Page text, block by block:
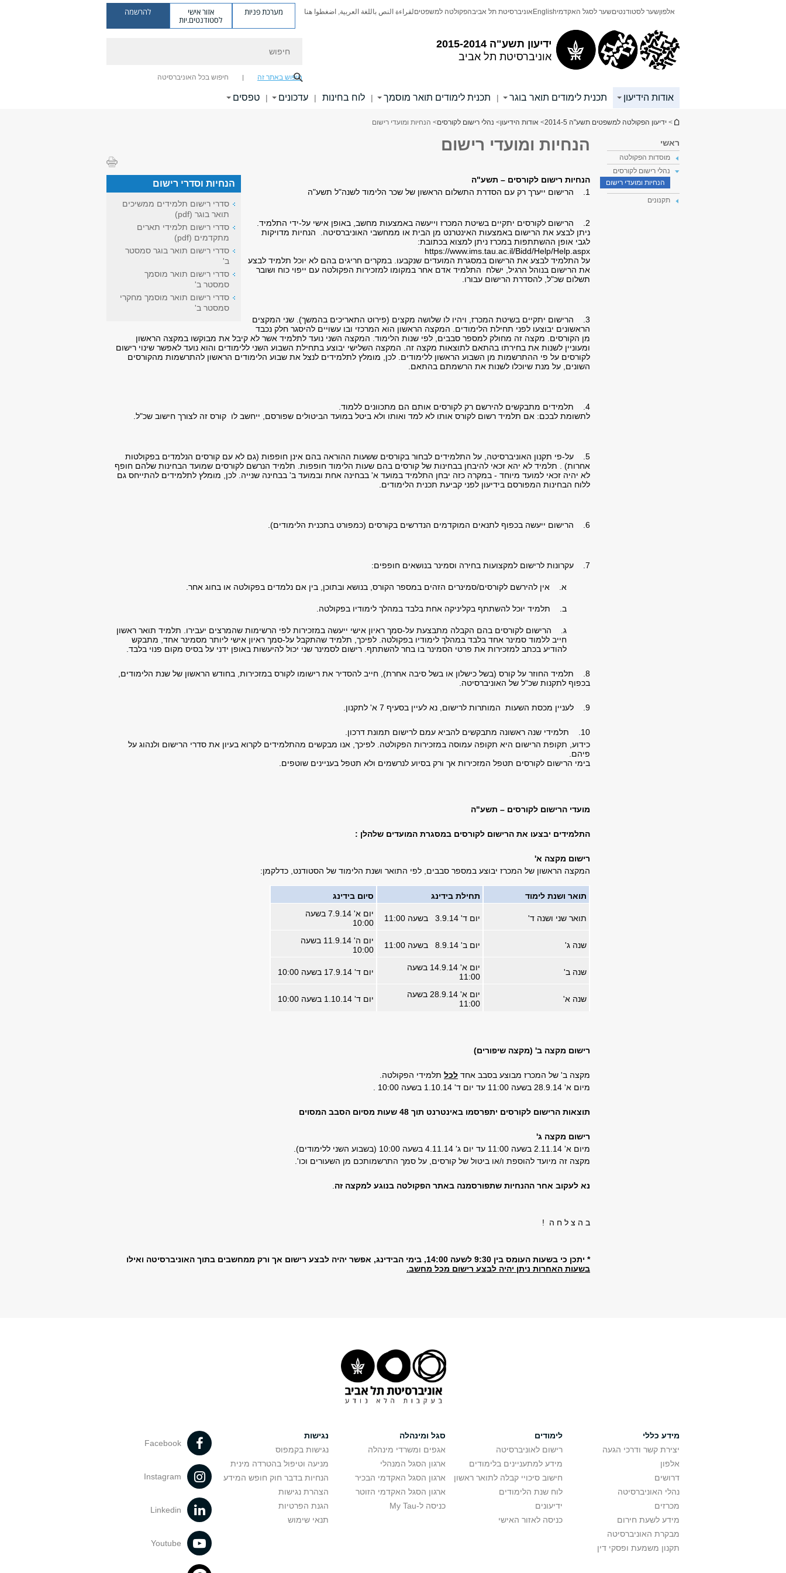
ידיעון תשע"ה 2015-2014
אוניברסיטת תל אביב
אלפוןשער לסטודנטיםשער לסגל האקדמיEnglish אוניברסיטת תל אביבהפקולטה למשפטיםلقراءة النص باللغة العربية, اضغطوا هنا מערכת פניות אזור אישי
לסטודנטים.יות
להרשמה
חיפוש באתר זה חיפוש בכל האוניברסיטה
אודות הידיעון תכנית לימודים תואר בוגר | תכנית לימודים תואר מוסמך | לוח בחינות | עדכונים | טפסים
הינך נמצא כאן
> ידיעון הפקולטה למשפטים תשע"ה 2014-5 > אודות הידיעון> נהלי רישום לקורסים> הנחיות ומועדי רישום
ראשי
מוסדות הפקולטה
נהלי רישום לקורסים
הנחיות ומועדי רישום
תקנונים
הנחיות ומועדי רישום
הנחיות וסדרי רישום
סדרי רישום תלמידים ממשיכים
תואר בוגר (pdf)
סדרי רישום תלמידי תארים
מתקדמים (pdf)
סדרי רישום תואר בוגר סמסטר
ב'
סדרי רישום תואר מוסמך
סמסטר ב'
סדרי רישום תואר מוסמך מחקרי
סמסטר ב'
הנחיות רישום לקורסים – תשע"ה
1. הרישום ייערך רק עם הסדרת התשלום הראשון של שכר הלימוד לשנה"ל תשע"ה
2. הרישום לקורסים יתקיים בשיטת המכרז וייעשה באמצעות מחשב, באופן אישי על-ידי התלמיד.
ניתן לבצע את הרישום באמצעות האינטרנט מן הבית או ממחשבי האוניברסיטה. הנחיות מדויקות
לגבי אופן ההשתתפות במכרז ניתן למצוא בכתובת:
https://www.ims.tau.ac.il/Bidd/Help/Help.aspx
על התלמיד לבצע את הרישום במסגרת המועדים שנקבעו. במקרים חריגים בהם לא יוכל תלמיד לבצע
את הרישום בנוהל הרגיל, ישלח התלמיד אדם אחר במקומו למזכירות הפקולטה עם ייפוי כוח ושובר
תשלום שכ"ל, להסדרת הרישום עבורו.
3. הרישום יתקיים בשיטת המכרז, ויהיו לו שלושה מקצים (פירוט התאריכים בהמשך). שני המקצים
הראשונים יבוצעו לפני תחילת הלימודים. המקצה הראשון הוא המרכזי ובו עשויים להיסגר חלק נכבד
מן הקורסים. מקצה זה מחולק למספר סבבים, לפי שנות הלימוד. המקצה השני נועד לתלמיד אשר לא קיבל את מבוקשו במקצה הראשון
ומעוניין לשנות את בחירתו בהתאם לתוצאות מקצה זה. המקצה השלישי יבוצע בתחילת השבוע השני ללימודים והוא נועד לאפשר שינוי רישום
לקורסים על פי ההתרשמות מן השבוע הראשון ללימודים. לכן, מומלץ לתלמידים לנצל את שבוע הלימודים הראשון להתרשמות מהקורסים
השונים, על מנת שיוכלו לשנות את הרשמתם בהתאם.
4. תלמידים מתבקשים להירשם רק לקורסים אותם הם מתכוונים ללמוד.
לתשומת לבכם: אם תלמיד רשום לקורס אותו לא למד ואותו ולא ביטל במועד הביטולים שפורסם, ייחשב לו קורס זה לצורך חישוב שכ"ל.
5. על-פי תקנון האוניברסיטה, על התלמידים לבחור בקורסים ששעות ההוראה בהם אינן חופפות (גם לא עם קורסים הנלמדים בפקולטות
אחרות) . תלמיד לא יהא זכאי להיבחן בבחינות של קורסים בהם שעות הלימוד חופפות. תלמיד הנרשם לקורסים שמועד הבחינות שלהם חופף
לא יהיה זכאי למועד מיוחד - במקרה כזה יבחן התלמיד במועד א' בבחינה אחת ובמועד ב' בבחינה שנייה. לכן, מומלץ לתלמידים להתייחס גם
ללוח הבחינות המפורסם בידיעון לפני קביעת תכנית הלימודים.
6. הרישום ייעשה בכפוף לתנאים המוקדמים הנדרשים בקורסים (כמפורט בתכנית הלימודים).
7. עקרונות לרישום למקצועות בחירה וסמינר בנושאים חופפים:
א. אין להירשם לקורסים/סמינרים הזהים במספר הקורס, בנושא ובתוכן, בין אם נלמדים בפקולטה או בחוג אחר.
ב. תלמיד יוכל להשתתף בקליניקה אחת בלבד במהלך לימודיו בפקולטה.
ג. הרישום לקורסים בהם הקבלה מתבצעת על-סמך ראיון אישי ייעשה במזכירות לפי הרשימות שהמרצים יעבירו. תלמיד תואר ראשון
חייב ללמוד סמינר אחד בלבד במהלך לימודיו בפקולטה. לפיכך, תלמיד שהתקבל על-סמך ראיון אישי ליותר מסמינר אחד, מתבקש
להודיע בכתב למזכירות את פרטי הסמינר בו בחר להשתתף. רישום לסמינר שני יכול להיעשות באופן ידני על בסיס מקום פנוי בלבד.
8. תלמיד החוזר על קורס (בשל כישלון או בשל סיבה אחרת), חייב להסדיר את רישומו לקורס במזכירות, בחודש הראשון של שנת הלימודים,
בכפוף לתקנות שכ"ל של האוניברסיטה.
9. לעניין מכסת השעות המותרות לרישום, נא לעיין בסעיף 7 א' לתקנון.
10. תלמידי שנה ראשונה מתבקשים להביא עמם לרישום תמונת דרכון.
כידוע, תקופת הרישום היא תקופה עמוסה במזכירות הפקולטה. לפיכך, אנו מבקשים מהתלמידים לקרוא בעיון את סדרי הרישום ולנהוג על
פיהם.
בימי הרישום לקורסים תטפל המזכירות אך ורק בסיוע לנרשמים ולא תטפל בעניינים שוטפים.
מועדי הרישום לקורסים – תשע"ה
התלמידים יבצעו את הרישום לקורסים במסגרת המועדים שלהלן :
רישום מקצה א'
המקצה הראשון של המכרז יבוצע במספר סבבים, לפי התואר ושנת הלימוד של הסטודנט, כדלקמן:
תואר ושנת לימוד תחילת בידינג סיום בידינג
תואר שני ושנה ד' יום ד' 3.9.14 בשעה 11:00
יום א' 7.9.14 בשעה
10:00
שנה ג' יום ב' 8.9.14 בשעה 11:00
יום ה' 11.9.14 בשעה
10:00
שנה ב'
יום א' 14.9.14 בשעה
11:00
יום ד' 17.9.14 בשעה 10:00
שנה א'
יום א' 28.9.14 בשעה
11:00
יום ד' 1.10.14 בשעה 10:00
רישום מקצה ב' (מקצה שיפורים)
מקצה ב' של המכרז מבוצע בסבב אחד לכל תלמידי הפקולטה.
מיום א' 28.9.14 בשעה 11:00 עד יום ד' 1.10.14 בשעה 10:00 .
תוצאות הרישום לקורסים יתפרסמו באינטרנט תוך 48 שעות מסיום הסבב המסוים
רישום מקצה ג'
מיום א' 2.11.14 בשעה 11:00 עד יום ג' 4.11.14 בשעה 10:00 (בשבוע השני ללימודים).
מקצה זה מיועד להוספת ו/או ביטול של קורסים, על סמך התרשמותכם מן השעורים וכו'.
נא לעקוב אחר ההנחיות שתפורסמנה באתר הפקולטה בנוגע למקצה זה
ב ה צ ל ח ה !
* יתכן כי בשעות העומס בין 9:30 לשעה 14:00, בימי הבידינג, אפשר יהיה לבצע רישום אך ורק ממחשבים בתוך האוניברסיטה ואילו
בשעות האחרות ניתן יהיה לבצע רישום מכל מחשב.
מידע כללי
יצירת קשר ודרכי הגעה
אלפון
דרושים
נהלי האוניברסיטה
מכרזים
מידע לשעת חירום
מבקרת האוניברסיטה
תקנון משמעת ופסקי דין
לימודים
רישום לאוניברסיטה
מידע למתעניינים בלימודים
חישוב סיכויי קבלה לתואר ראשון
לוח שנת הלימודים
ידיעונים
כניסה לאזור האישי
סגל ומינהלה
אגפים ומשרדי מינהלה
ארגון הסגל המנהלי
ארגון הסגל האקדמי הבכיר
ארגון הסגל האקדמי הזוטר
כניסה ל-My Tau
נגישות
נגישות בקמפוס
מניעה וטיפול בהטרדה מינית
הנחיות בדבר חוק חופש המידע
הצהרת נגישות
הגנת הפרטיות
תנאי שימוש
Facebook
Instagram
Linkedin
Youtube